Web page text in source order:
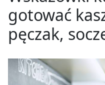
gotować
pęczak,